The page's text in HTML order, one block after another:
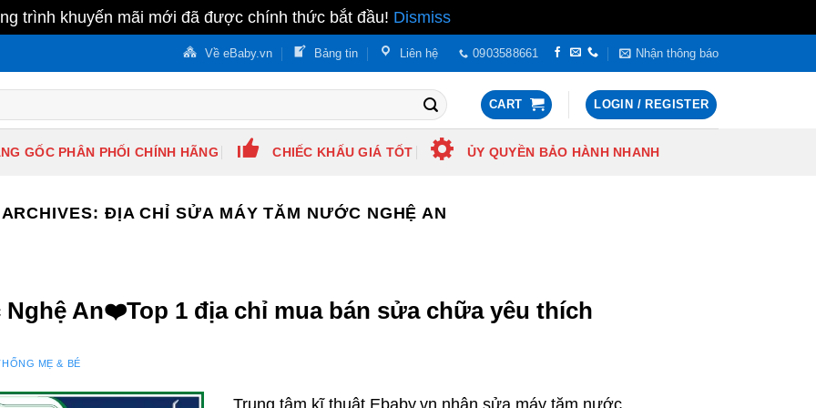
trình khuyến mãi mới đã được chính thức bắt đầu! Dismiss
Về eBaby.vn Bảng tin Liên hệ 0903588661 Nhận thông báo
CART LOGIN / REGISTER
GỐC PHÂN PHỐI CHÍNH HÃNG CHIẾC KHẤU GIÁ TỐT ỦY QUYỀN BẢO HÀNH NHANH
ĐỊA CHỈ SỬA MÁY TĂM NƯỚC NGHỆ AN
An❤️️Top 1 địa chỉ mua bán sửa chữa yêu thích
MẸ & BÉ
Trung tâm kĩ thuật Ebaby.vn nhận sửa máy tăm nước